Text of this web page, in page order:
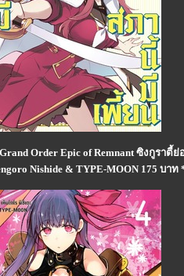
Order Epic of Remnant ซิงกูราตี้
Nishide & TYPE-MOON 175 บ